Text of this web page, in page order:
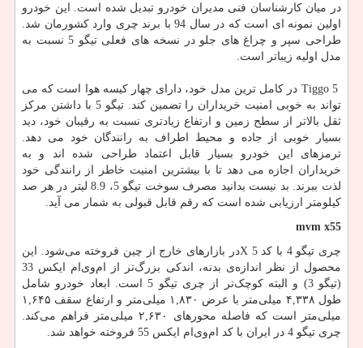
در میان کارشناسان فنی مدیران خودرو تبدیل شده است. این خودرو
اولین نمونه ای است که در سال 94 با برند چری وارد کشورمان شد.
طراحی سپر و چراغ های جلو در نسخه های فعلی تیگو 5 نسبت به
مدل اولیه زیباتر است.
Tiggo 5 در کامل ترین مدل خود، دارای چهار کیسه هوا است که می
تواند به خوبی امنیت خریداران را تضمین کند. تیگو 5 با داشتن مرکز
ثقل بالاتر از سطح زمین و ارتفاع زیادتری نسبت به رقیبان خود، دید
بسیار خوبی از جاده و محیط اطراف به رانندگان خود می دهد.
ترمزهای این خودرو بسیار قابل اعتماد طراحی شده اند و به
خریداران اجازه می دهد تا با بیشترین امنیت خاطر از رانندگی خود
لذت ببرند. بد نیست بدانید مصرف سوخت تیگو 5، 8.9 لیتر در هر صد
کیلومتر ارزیابی شده است که رقم قابل قبولی به شمار می آید.
mvm x55
چری تیگو 4 با کد 5
Xدر بازارهای خارج از چین فروخته می‌شود. این
محصول از نظر اندازه‌ی بدنه، اندکی بزرگ‌تر از ام‌وی‌ام ایکس 33
(تیگو 3) و البته کوچک‌تر از چری تیگو 5 است. ابعاد خودرو شامل
طول ۴,۳۳۸ میلی‌متر با عرض ۱,۸۳۰ میلی‌متر و ارتفاع سقف ۱,۶۴۵
میلی‌متر است که فاصله محورهای ۲,۶۳۰ میلی‌متر فراهم می‌کند.
چری تیگو 4 در ایران با کد ام‌وی‌ام ایکس 55 فروخته خواهد شد.